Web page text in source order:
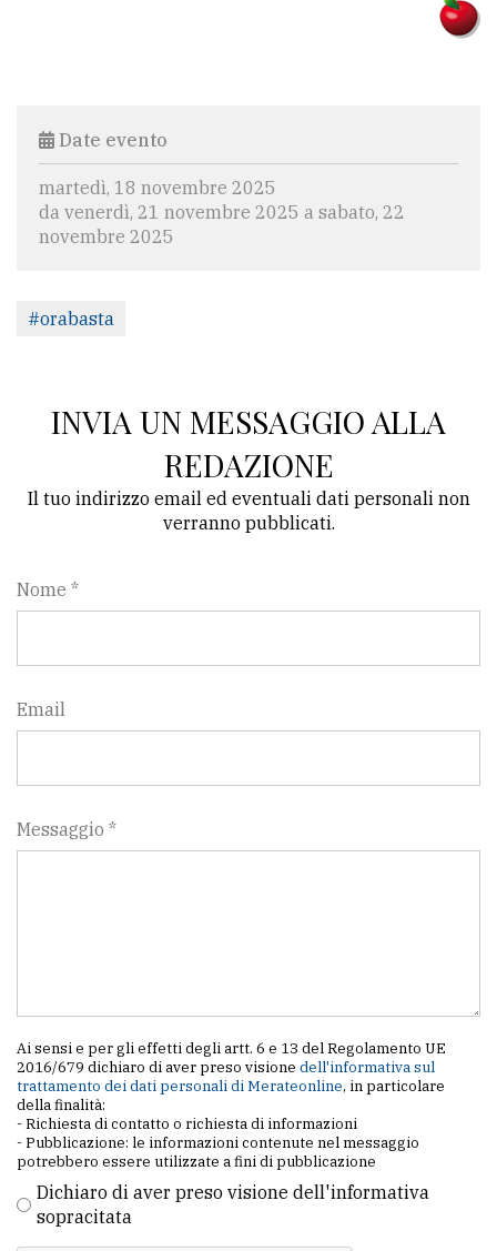
Date evento
martedì, 18 novembre 2025
da venerdì, 21 novembre 2025 a sabato, 22
novembre 2025
#orabasta
INVIA UN MESSAGGIO ALLA
REDAZIONE
Il tuo indirizzo email ed eventuali dati personali non
verranno pubblicati.
Nome *
Email
Messaggio *
Ai sensi e per gli effetti degli artt. 6 e 13 del Regolamento UE
2016/679 dichiaro di aver preso visione dell'informativa sul
trattamento dei dati personali di Merateonline, in particolare
della finalità:
- Richiesta di contatto o richiesta di informazioni
- Pubblicazione: le informazioni contenute nel messaggio
potrebbero essere utilizzate a fini di pubblicazione
Dichiaro di aver preso visione dell'informativa
sopracitata